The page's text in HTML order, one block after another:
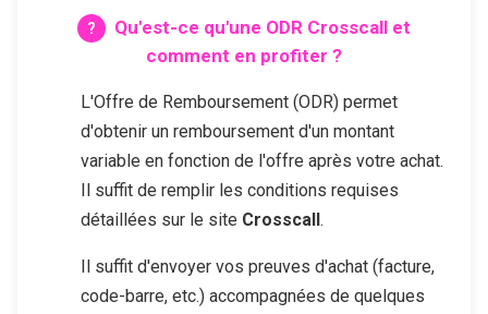
Qu'est-ce qu'une ODR Crosscall et
comment en profiter ?
L'Offre de Remboursement (ODR) permet
d'obtenir un remboursement d'un montant
variable en fonction de l'offre après votre achat.
Il suffit de remplir les conditions requises
détaillées sur le site Crosscall.
Il suffit d'envoyer vos preuves d'achat (facture,
code-barre, etc.) accompagnées de quelques